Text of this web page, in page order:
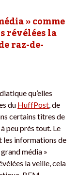
» comme
révélées la
raz-de-
qu’elles
du HuffPost , de
certains titres de
peu près tout. Le
informations de
média »
la veille, cela